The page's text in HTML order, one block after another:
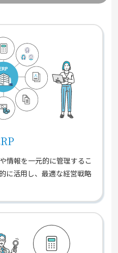
情報を一元的に管理するこ
に活用し、最適な経営戦略